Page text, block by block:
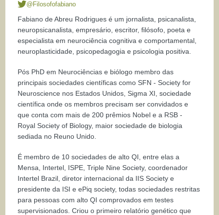
@Filosofofabiano
Fabiano de Abreu Rodrigues é um jornalista, psicanalista,
neuropsicanalista, empresário, escritor, filósofo, poeta e
especialista em neurociência cognitiva e comportamental,
neuroplasticidade, psicopedagogia e psicologia positiva.
Pós PhD em Neurociências e biólogo membro das
principais sociedades científicas como SFN - Society for
Neuroscience nos Estados Unidos, Sigma XI, sociedade
científica onde os membros precisam ser convidados e
que conta com mais de 200 prêmios Nobel e a RSB -
Royal Society of Biology, maior sociedade de biologia
sediada no Reuno Unido.
É membro de 10 sociedades de alto QI, entre elas a
Mensa, Intertel, ISPE, Triple Nine Society, coordenador
Intertel Brazil, diretor internacional da IIS Society e
presidente da ISI e ePiq society, todas sociedades restritas
para pessoas com alto QI comprovados em testes
supervisionados. Criou o primeiro relatório genético que